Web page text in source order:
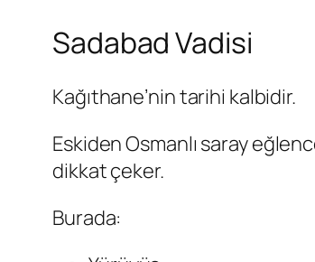
Sadabad Vadisi
Kağıthane’nin tarihi kalbidir.
Eskiden Osmanlı saray
dikkat çeker.
Burada: